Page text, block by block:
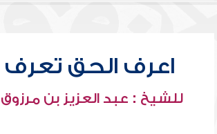
اعرف الحق تعرف
للشيخ : عبد العزيز بن